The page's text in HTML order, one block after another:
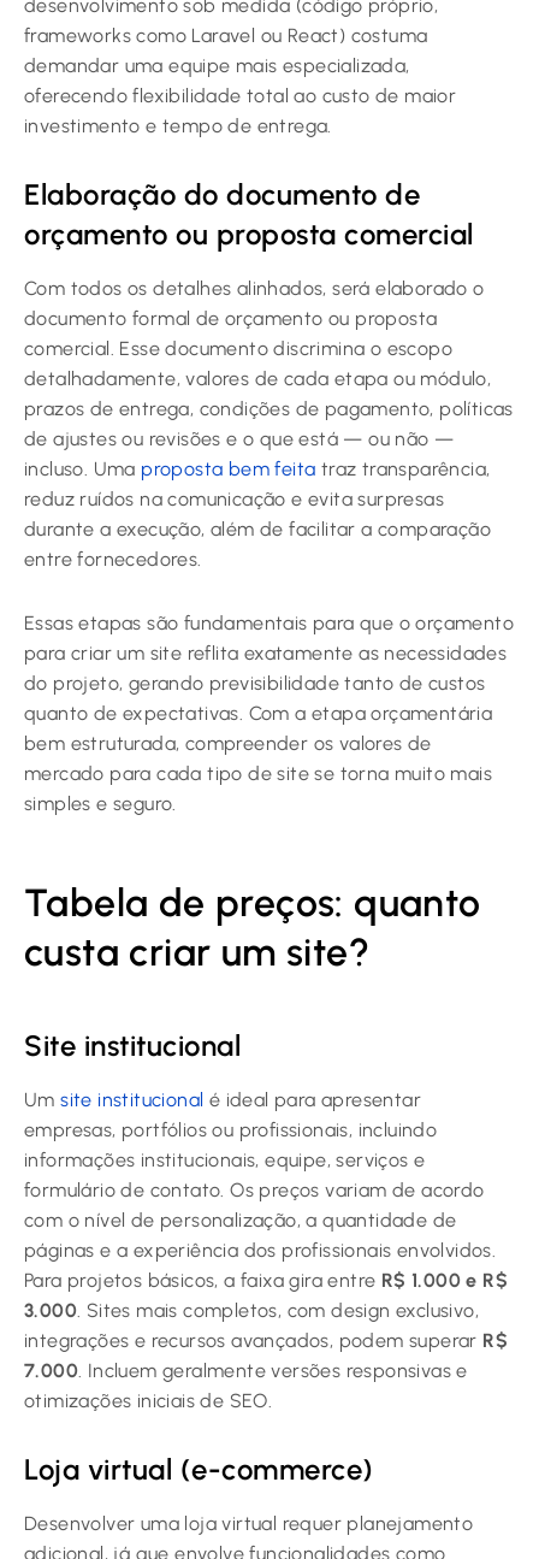
desenvolvimento sob medida (código próprio,
frameworks como Laravel ou React) costuma
demandar uma equipe mais especializada,
oferecendo flexibilidade total ao custo de maior
investimento e tempo de entrega.
Elaboração do documento de
orçamento ou proposta comercial
Com todos os detalhes alinhados, será elaborado o
documento formal de orçamento ou proposta
comercial. Esse documento discrimina o escopo
detalhadamente, valores de cada etapa ou módulo,
prazos de entrega, condições de pagamento, políticas
de ajustes ou revisões e o que está — ou não —
incluso. Uma proposta bem feita traz transparência,
reduz ruídos na comunicação e evita surpresas
durante a execução, além de facilitar a comparação
entre fornecedores.
Essas etapas são fundamentais para que o orçamento
para criar um site reflita exatamente as necessidades
do projeto, gerando previsibilidade tanto de custos
quanto de expectativas. Com a etapa orçamentária
bem estruturada, compreender os valores de
mercado para cada tipo de site se torna muito mais
simples e seguro.
Tabela de preços: quanto
custa criar um site?
Site institucional
Umsite institucional é ideal para apresentar
empresas, portfólios ou profissionais, incluindo
informações institucionais, equipe, serviços e
formulário de contato. Os preços variam de acordo
com o nível de personalização, a quantidade de
páginas e a experiência dos profissionais envolvidos.
Para projetos básicos, a faixa gira entre R$ 1.000 e R$
3.000 . Sites mais completos, com design exclusivo,
integrações e recursos avançados, podem superar R$
7.000 . Incluem geralmente versões responsivas e
otimizações iniciais de SEO.
Loja virtual (e-commerce)
Desenvolver uma loja virtual requer planejamento
adicional, já que envolve funcionalidades como